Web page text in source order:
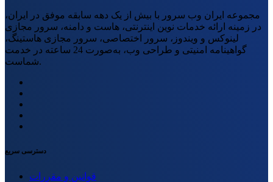
مجموعه ایران وب سرور با بیش از یک دهه سابقه موفق در ایران،
در زمینه ارائه خدمات نوین اینترنتی، هاست و دامنه، سرور مجازی
لینوکس و ویندوز، سرور اختصاصی، سرور مجازی هاستینگ،
گواهینامه امنیتی و طراحی وب، به‌صورت 24 ساعته در خدمت
شماست.
دسترسی سریع
قوانین و مقررات